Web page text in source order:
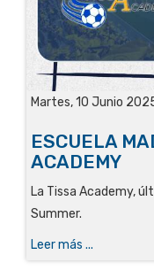
Martes, 10 Junio
ESCUELA
ACADEMY
La Tissa Academy,
Summer.
Leer más ...